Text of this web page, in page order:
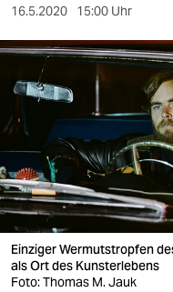
sport
berlin
nord
wahrheit
verlag
verlag
16.5.2020 15:00 Uhr
Einziger Wermutstropfen
als Ort des Kunsterlebens
Foto: Thomas M. Jauk